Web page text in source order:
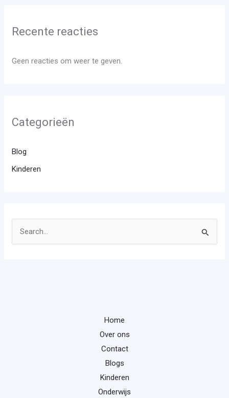
Recente reacties
Geen reacties om weer te geven.
Categorieën
Blog
Kinderen
Home
Over ons
Contact
Blogs
Kinderen
Onderwijs